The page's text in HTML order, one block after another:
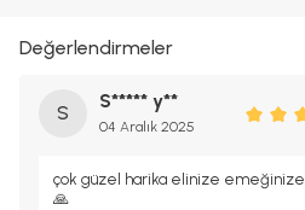
Değerlendirmeler
S
S***** y**
04 Aralık 2025
çok güzel harika elinize emeğinize
🙏